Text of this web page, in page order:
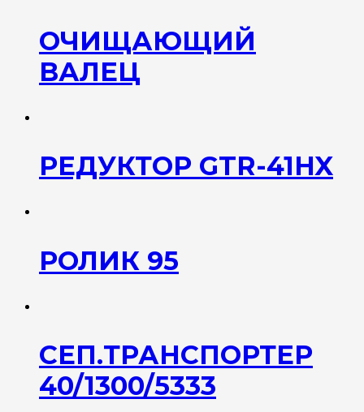
ОЧИЩАЮЩИЙ
ВАЛЕЦ
РЕДУКТОР GTR-41HX
РОЛИК 95
СЕП.ТРАНСПОРТЕР
40/1300/5333